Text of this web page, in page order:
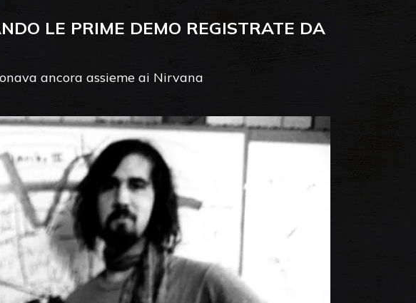
LE PRIME DEMO REGISTRATE DA
ancora assieme ai Nirvana